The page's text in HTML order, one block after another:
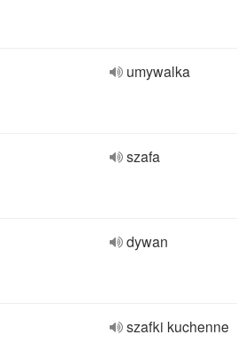
umywalka
szafa
dywan
szafki kuchenne